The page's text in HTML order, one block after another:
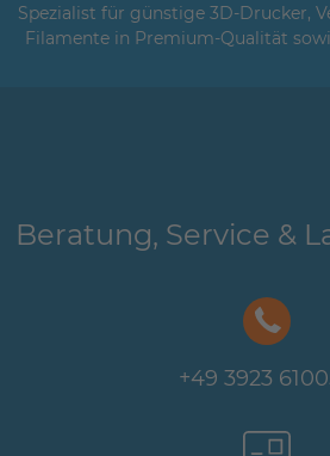
Spezialist für günstige 3D-Drucker,
Filamente in Premium-Qualität
Beratung, Service &
+49 3923